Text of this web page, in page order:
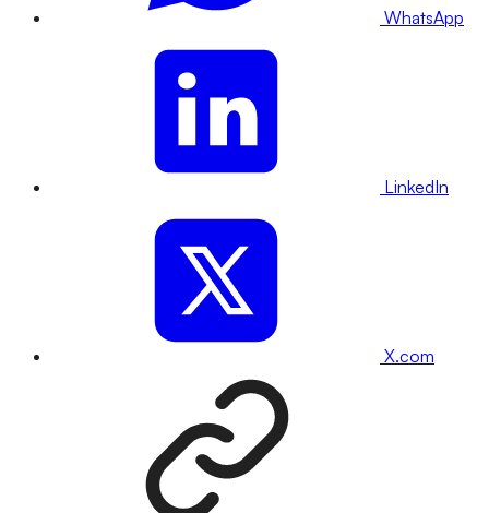
WhatsApp
LinkedIn
X.com